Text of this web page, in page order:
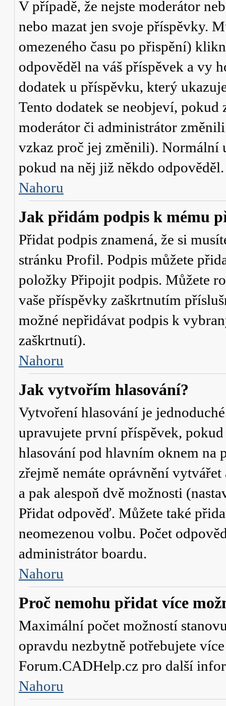
V případě, že nejste moderátor
nebo mazat jen svoje příspěvky.
omezeného času po přispění)
odpověděl na váš příspěvek a vy
dodatek u příspěvku, který
Tento dodatek se neobjeví,
moderátor či administrátor
vzkaz proč jej změnili). Normální
pokud na něj již někdo odpověděl.
Nahoru
Jak přidám podpis k mému
Přidat podpis znamená, že si
stránku Profil. Podpis můžete
položky Připojit podpis. Můžete
vaše příspěvky zaškrtnutím
možné nepřidávat podpis k
zaškrtnutí).
Nahoru
Jak vytvořím hlasování?
Vytvoření hlasování je
upravujete první příspěvek,
hlasování pod hlavním oknem na
zřejmě nemáte oprávnění
a pak alespoň dvě možnosti
Přidat odpověď. Můžete také
neomezenou volbu. Počet
administrátor boardu.
Nahoru
Proč nemohu přidat více
Maximální počet možností
opravdu nezbytně potřebujete
Forum.CADHelp.cz pro další
Nahoru